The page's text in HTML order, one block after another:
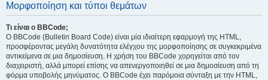
Μορφοποίηση και τύποι θεμάτων
Τι είναι ο BBCode;
Ο BBCode (Bulletin Board Code) είναι μία ιδιαίτερη εφαρμογή της HTML,
προσφέροντας μεγάλη δυνατότητα ελέγχου της μορφοποίησης σε συγκεκριμένα
αντικείμενα σε μια δημοσίευση. Η χρήση του BBCode χορηγείται από τον
διαχειριστή, αλλά μπορεί επίσης να απενεργοποιηθεί σε μια δημοσίευση από τη
φόρμα υποβολής μηνύματος. Ο BBCode έχει παρόμοια σύνταξη με την HTML,